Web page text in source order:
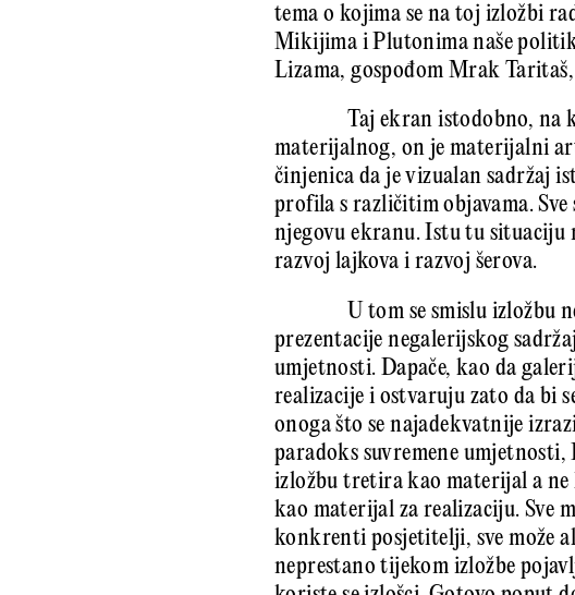
tema o kojima se na toj izložbi
Mikijima i Plutonima naše
Lizama, gospođom Mrak
Taj ekran istodobno, na
materijalnog, on je materijalni
činjenica da je vizualan sadržaj
profila s različitim objavama.
njegovu ekranu. Istu tu situaciju
razvoj lajkova i razvoj šerova.
U tom se smislu izložbu
prezentacije negalerijskog
umjetnosti. Dapače, kao da
realizacije i ostvaruju zato da bi
onoga što se najadekvatnije
paradoks suvremene
izložbu tretira kao materijal a
kao materijal za realizaciju. Sve
konkrenti posjetitelji, sve može
neprestano tijekom izložbe